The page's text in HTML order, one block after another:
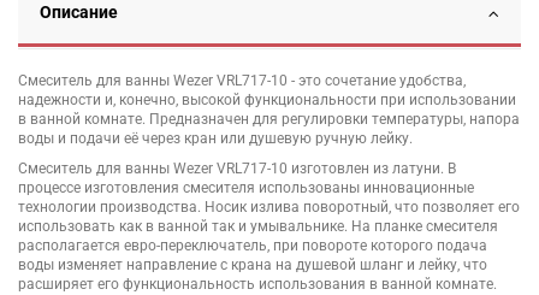
Описание
Смеситель для ванны Wezer VRL717-10 - это сочетание удобства,
надежности и, конечно, высокой функциональности при использовании
в ванной комнате. Предназначен для регулировки температуры, напора
воды и подачи её через кран или душевую ручную лейку.
Смеситель для ванны Wezer VRL717-10 изготовлен из латуни. В
процессе изготовления смесителя использованы инновационные
технологии производства. Носик излива поворотный, что позволяет его
использовать как в ванной так и умывальнике. На планке смесителя
располагается евро-переключатель, при повороте которого подача
воды изменяет направление с крана на душевой шланг и лейку, что
расширяет его функциональность использования в ванной комнате.